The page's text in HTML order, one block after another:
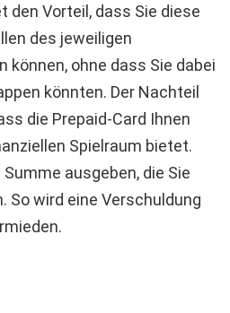
den Vorteil, dass Sie diese
des jeweiligen
können, ohne dass Sie dabei
könnten. Der Nachteil
die Prepaid-Card Ihnen
Spielraum bietet.
ausgeben, die Sie
So wird eine Verschuldung